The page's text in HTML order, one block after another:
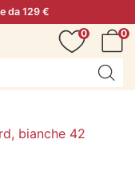
da 129 €
0
0